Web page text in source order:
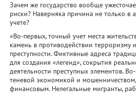
Зачем же государство вообще
риски? Наверняка причина не только в
учете?
«Во-первых, точный учет места
камень в противодействии терроризму
преступности. Фиктивные адреса
для создания «легенд», сокрытия
деятельности преступных элементов.
теневой экономикой и
финансовым. Нелегальные мигранты,